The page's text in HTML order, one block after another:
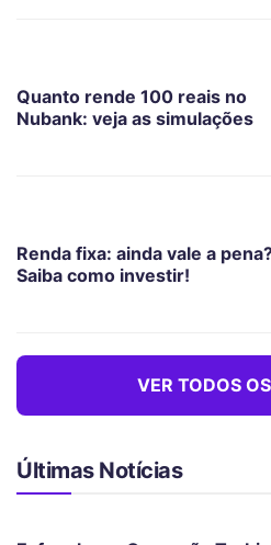
Quanto rende 100 reais no
Nubank: veja as simulações
Renda fixa: ainda vale a
Saiba como investir!
VER TODOS
Últimas Notícias